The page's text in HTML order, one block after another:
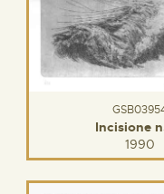
Incisione
1990